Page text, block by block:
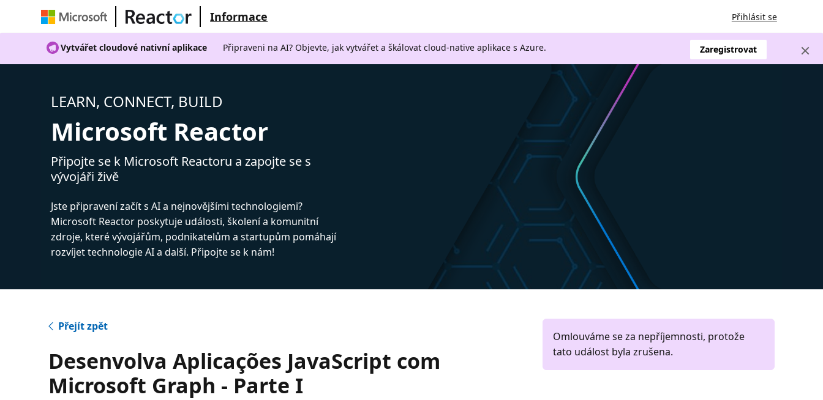
Informace Přihlásit se
Vytvářet cloudové nativní aplikace Připraveni na AI? Objevte, jak vytvářet a škálovat cloud-native aplikace s Azure. Zaregistrovat
LEARN, CONNECT, BUILD
Microsoft Reactor
Připojte se k Microsoft Reactoru a zapojte se s
vývojáři živě
Jste připravení začít s AI a nejnovějšími technologiemi?
Microsoft Reactor poskytuje události, školení a komunitní
zdroje, které vývojářům, podnikatelům a startupům pomáhají
rozvíjet technologie AI a další. Připojte se k nám!
Přejít zpět
Desenvolva Aplicações JavaScript com
Microsoft Graph - Parte I
Omlouváme se za nepříjemnosti, protože
tato událost byla zrušena.